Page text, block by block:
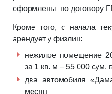
оформлены по договору
Кроме того, с начала
арендует у физлиц:
нежилое помещение
за 1 кв. м – 55 000 сум.
два автомобиля
месяц.